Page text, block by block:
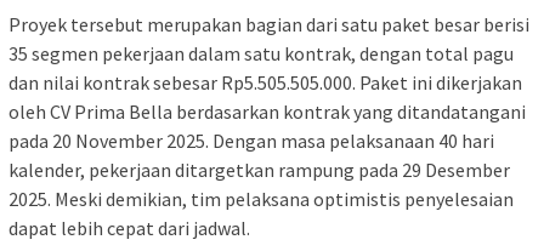
Proyek tersebut merupakan bagian dari satu paket besar berisi
35 segmen pekerjaan dalam satu kontrak, dengan total pagu
dan nilai kontrak sebesar Rp5.505.505.000. Paket ini dikerjakan
oleh CV Prima Bella berdasarkan kontrak yang ditandatangani
pada 20 November 2025. Dengan masa pelaksanaan 40 hari
kalender, pekerjaan ditargetkan rampung pada 29 Desember
2025. Meski demikian, tim pelaksana optimistis penyelesaian
dapat lebih cepat dari jadwal.